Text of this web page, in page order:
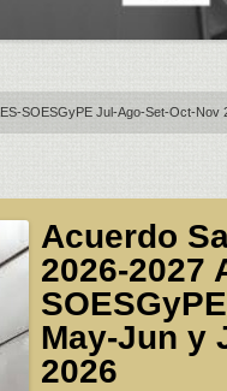
SOESGyPE Jul-Ago-Set-Oct-Nov
Acuerdo
2026-2027
May-Jun y
2026